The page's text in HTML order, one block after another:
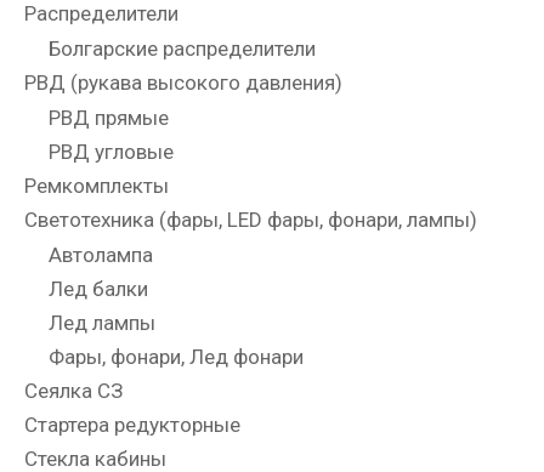
Распределители
Болгарские распределители
РВД (рукава высокого давления)
РВД прямые
РВД угловые
Ремкомплекты
Светотехника (фары, LED фары, фонари, лампы)
Автолампа
Лед балки
Лед лампы
Фары, фонари, Лед фонари
Сеялка СЗ
Стартера редукторные
Стекла кабины